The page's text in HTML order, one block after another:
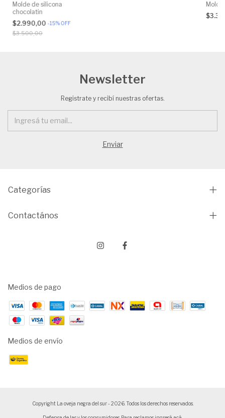
Molde de silicona
chocolatin
$2.990,00 -15%OFF
$3.500,00
Newsletter
Registrate y recibí nuestras ofertas.
Categorías
Contactános
Medios de pago
Medios de envío
Copyright La oveja negra del sur - 2026. Todos los derechos reservados.